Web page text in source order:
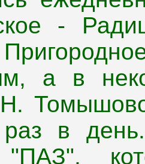
-
а в
раз в
"ПАЗ",